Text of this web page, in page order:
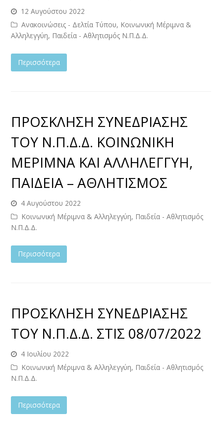
12 Αυγούστου 2022
Ανακοινώσεις - Δελτία Τύπου, Κοινωνική Μέριμνα &
Αλληλεγγύη, Παιδεία - Αθλητισμός Ν.Π.Δ.Δ.
Περισσότερα
ΠΡΟΣΚΛΗΣΗ ΣΥΝΕΔΡΙΑΣΗΣ
ΤΟΥ Ν.Π.Δ.Δ. ΚΟΙΝΩΝΙΚΗ
ΜΕΡΙΜΝΑ ΚΑΙ ΑΛΛΗΛΕΓΓΥΗ,
ΠΑΙΔΕΙΑ – ΑΘΛΗΤΙΣΜΟΣ
4 Αυγούστου 2022
Κοινωνική Μέριμνα & Αλληλεγγύη, Παιδεία - Αθλητισμός
Ν.Π.Δ.Δ.
Περισσότερα
ΠΡΟΣΚΛΗΣΗ ΣΥΝΕΔΡΙΑΣΗΣ
ΤΟΥ Ν.Π.Δ.Δ. ΣΤΙΣ 08/07/2022
4 Ιουλίου 2022
Κοινωνική Μέριμνα & Αλληλεγγύη, Παιδεία - Αθλητισμός
Ν.Π.Δ.Δ.
Περισσότερα